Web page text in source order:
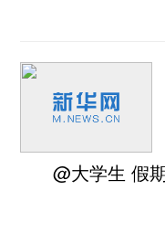
@大学生 假